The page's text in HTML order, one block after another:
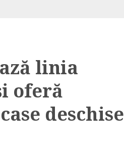
linia
oferă
deschise